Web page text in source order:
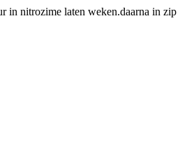
in nitrozime laten weken.daarna in zip